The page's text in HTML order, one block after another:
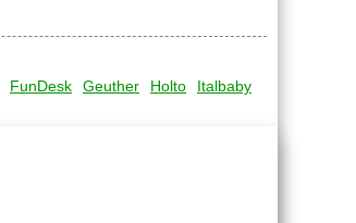
FunDesk Geuther Holto
Italbaby